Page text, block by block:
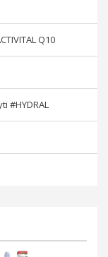
Q10
#HYDRAL